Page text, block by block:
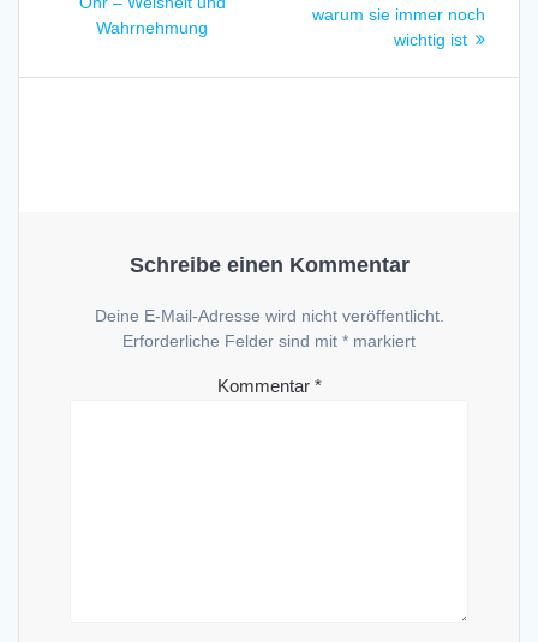
Wahrnehmung
warum sie immer noch
wichtig ist
Schreibe einen Kommentar
Deine E-Mail-Adresse wird nicht veröffentlicht.
Erforderliche Felder sind mit * markiert
Kommentar *